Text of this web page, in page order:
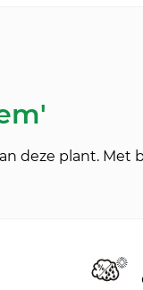
deze plant.